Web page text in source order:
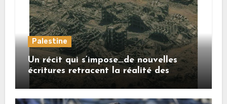
Palestine
Un récit qui s’impose…de nouvelles
écritures retracent la réalité des
crimes sionistes à Gaza